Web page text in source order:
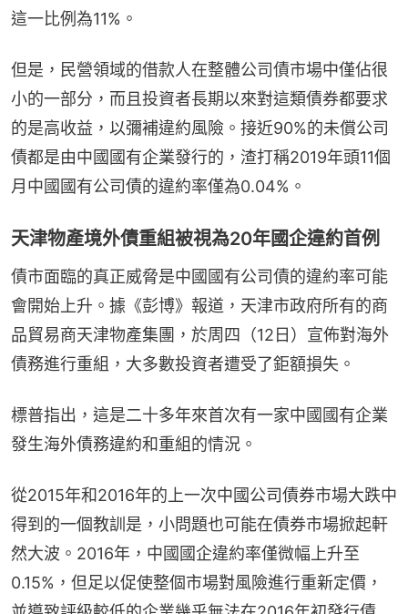
這一比例為11%。
但是，民營領域的借款人在整體公司債市場中僅佔很
小的一部分，而且投資者長期以來對這類債券都要求
的是高收益，以彌補違約風險。接近90%的未償公司
債都是由中國國有企業發行的，渣打稱2019年頭11個
月中國國有公司債的違約率僅為0.04%。
天津物產境外債重組被視為20年國企違約首例
債市面臨的真正威脅是中國國有公司債的違約率可能
會開始上升。據《彭博》報道，天津市政府所有的商
品貿易商天津物產集團，於周四（12日）宣佈對海外
債務進行重組，大多數投資者遭受了鉅額損失。
標普指出，這是二十多年來首次有一家中國國有企業
發生海外債務違約和重組的情況。
從2015年和2016年的上一次中國公司債券市場大跌中
得到的一個教訓是，小問題也可能在債券市場掀起軒
然大波。2016年，中國國企違約率僅微幅上升至
0.15%，但足以促使整個市場對風險進行重新定價，